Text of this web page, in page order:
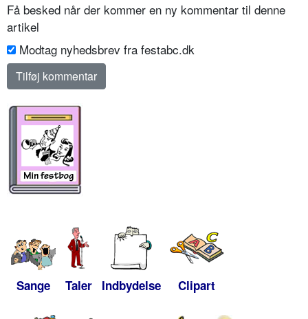
Få besked når der kommer en ny kommentar til denne
artikel
Modtag nyhedsbrev fra festabc.dk
Sange Taler Indbydelse Clipart